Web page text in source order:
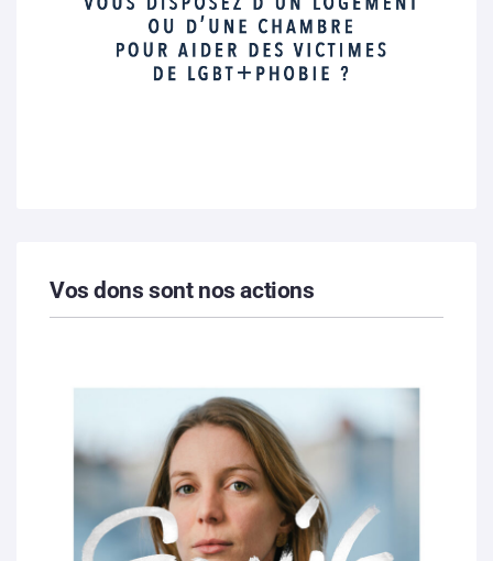
Vos dons sont nos actions